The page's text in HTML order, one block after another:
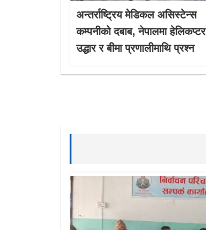
अन्तर्राष्ट्रिय मेडिकल असिस्टेन्स
कम्पनीको दबाब, नेपालमा हेलिकप्टर
उद्धार र बीमा प्रणालीमाथि प्रश्न